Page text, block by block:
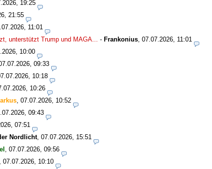
19:25
21:55
11:01
unterstützt Trump und MAGA...
- Frankonius 07.07.2026, 11:01
10:00
09:33
10:18
10:26
07.07.2026, 10:52
09:43
07:51
Nordlicht, 07.07.2026, 15:51
07.07.2026, 09:56
07.07.2026, 10:10